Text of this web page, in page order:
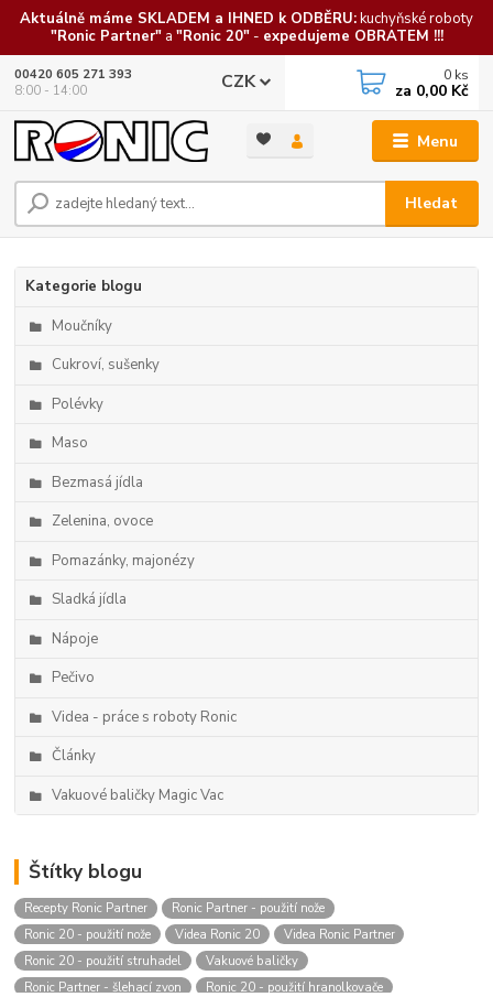
Aktuálně máme SKLADEM a IHNED k ODBĚRU:kuchyňské roboty
"Ronic Partner"a "Ronic 20"- expedujeme OBRATEM !!!
Menu
CZK
Hledat
00420 605 271 393
8:00 - 14:00
0 ks
za 0,00 Kč
Kategorie blogu
Moučníky
Cukroví, sušenky
Polévky
Maso
Bezmasá jídla
Zelenina, ovoce
Pomazánky, majonézy
Sladká jídla
Nápoje
Pečivo
Videa - práce s roboty Ronic
Články
Vakuové baličky Magic Vac
Štítky blogu
Recepty Ronic Partner
Ronic Partner - použití nože
Ronic 20 - použití nože
Videa Ronic 20
Videa Ronic Partner
Ronic 20 - použití struhadel
Vakuové baličky
Ronic Partner - šlehací zvon
Ronic 20 - použití hranolkovače